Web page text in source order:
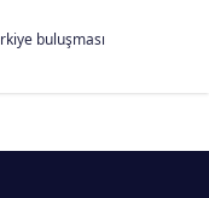
buluşması